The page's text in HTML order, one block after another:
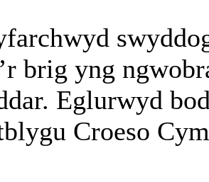
brig yng
Eglurwyd
Croeso